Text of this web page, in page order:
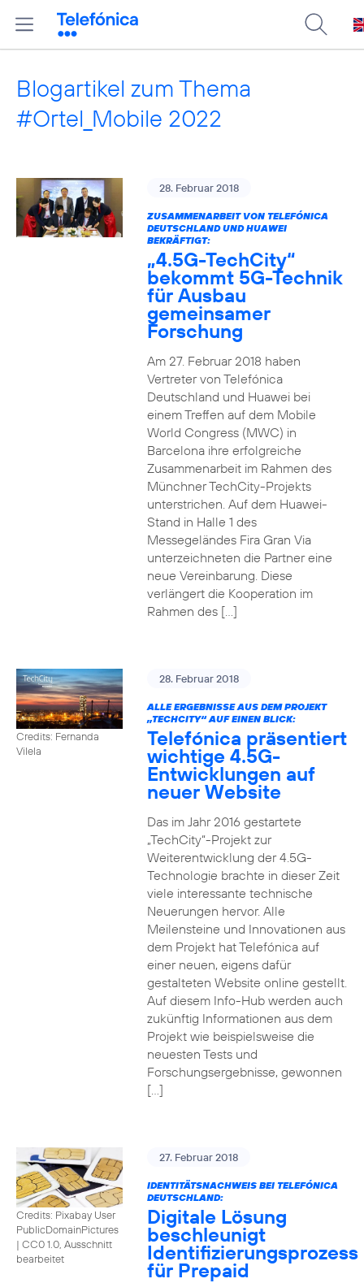
Blogartikel zum Thema
#Ortel_Mobile 2022
28. Februar 2018
ZUSAMMENARBEIT VON TELEFÓNICA
DEUTSCHLAND UND HUAWEI
BEKRÄFTIGT:
„4.5G-TechCity“
bekommt 5G-Technik
für Ausbau
gemeinsamer
Forschung
Am 27. Februar 2018 haben
Vertreter von Telefónica
Deutschland und Huawei bei
einem Treffen auf dem Mobile
World Congress (MWC) in
Barcelona ihre erfolgreiche
Zusammenarbeit im Rahmen des
Münchner TechCity-Projekts
unterstrichen. Auf dem Huawei-
Stand in Halle 1 des
Messegeländes Fira Gran Via
unterzeichneten die Partner eine
neue Vereinbarung. Diese
verlängert die Kooperation im
Rahmen des […]
Credits: Fernanda
Vilela
28. Februar 2018
ALLE ERGEBNISSE AUS DEM PROJEKT
„TECHCITY“ AUF EINEN BLICK:
Telefónica präsentiert
wichtige 4.5G-
Entwicklungen auf
neuer Website
Das im Jahr 2016 gestartete
„TechCity“-Projekt zur
Weiterentwicklung der 4.5G-
Technologie brachte in dieser Zeit
viele interessante technische
Neuerungen hervor. Alle
Meilensteine und Innovationen aus
dem Projekt hat Telefónica auf
einer neuen, eigens dafür
gestalteten Website online gestellt.
Auf diesem Info-Hub werden auch
zukünftig Informationen aus dem
Projekt wie beispielsweise die
neuesten Tests und
Forschungsergebnisse, gewonnen
[…]
Credits: Pixabay User
PublicDomainPictures
| CC0 1.0, Ausschnitt
bearbeitet
27. Februar 2018
IDENTITÄTSNACHWEIS BEI TELEFÓNICA
DEUTSCHLAND:
Digitale Lösung
beschleunigt
Identifizierungsprozess
für Prepaid